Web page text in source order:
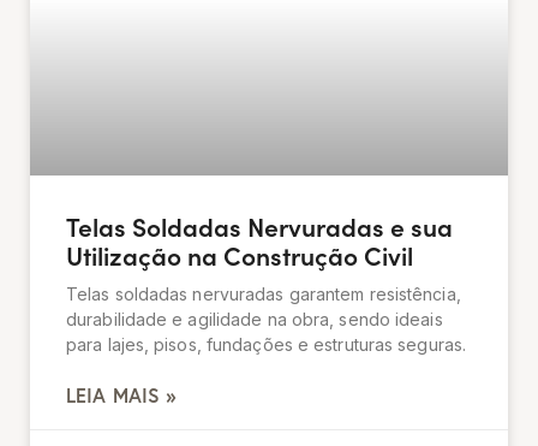
Telas Soldadas Nervuradas e sua
Utilização na Construção Civil
Telas soldadas nervuradas garantem resistência,
durabilidade e agilidade na obra, sendo ideais
para lajes, pisos, fundações e estruturas seguras.
LEIA MAIS »